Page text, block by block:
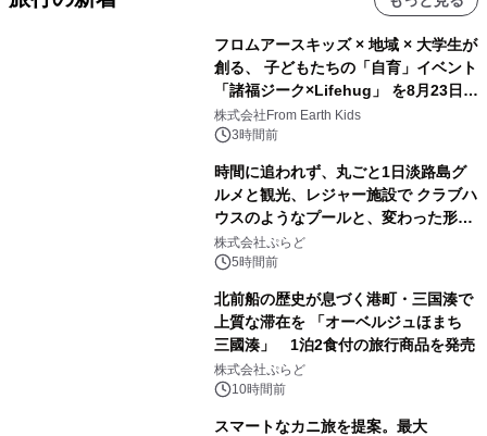
フロムアースキッズ × 地域 × 大学生が
創る、 子どもたちの「自育」イベント
「諸福ジーク×Lifehug」 を8月23日
(日)開催
株式会社From Earth Kids
3時間前
時間に追われず、丸ごと1日淡路島グ
ルメと観光、レジャー施設で クラブハ
ウスのようなプールと、変わった形の
サウナも 「THE BOXY AWAJI」のお
得な素泊まり連泊プランで
株式会社ぷらど
5時間前
北前船の歴史が息づく港町・三国湊で
上質な滞在を 「オーベルジュほまち
三國湊」 1泊2食付の旅行商品を発売
株式会社ぷらど
10時間前
スマートなカニ旅を提案。最大